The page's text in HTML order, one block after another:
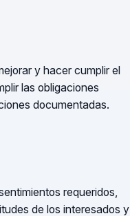
y hacer cumplir el
las obligaciones
documentadas.
requeridos,
de los interesados y